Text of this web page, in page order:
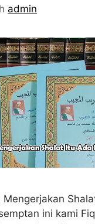
admin
Mengerjakan
ini kami